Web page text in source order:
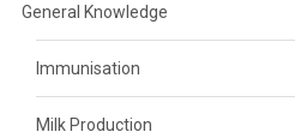
General Knowledge
Immunisation
Milk Production